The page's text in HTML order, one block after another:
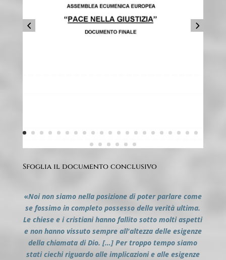
Sfoglia il documento conclusivo
«Noi non siamo nella posizione di poter parlare come
se fossimo in completo possesso della verità ultima.
Le chiese e i cristiani hanno fallito sotto molti aspetti
e non hanno vissuto sempre all'altezza delle esigenze
della chiamata di Dio. […] Per troppo tempo siamo
stati ciechi riguardo alle implicazioni e alle esigenze